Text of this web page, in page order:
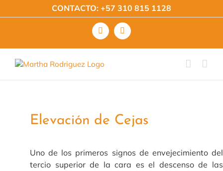
al
CONTACTO: +57 310 815 1128
FacebookInstagram
Elevación de Cejas
Uno de los primeros signos de envejecimiento del
tercio superior de la cara es el descenso de las